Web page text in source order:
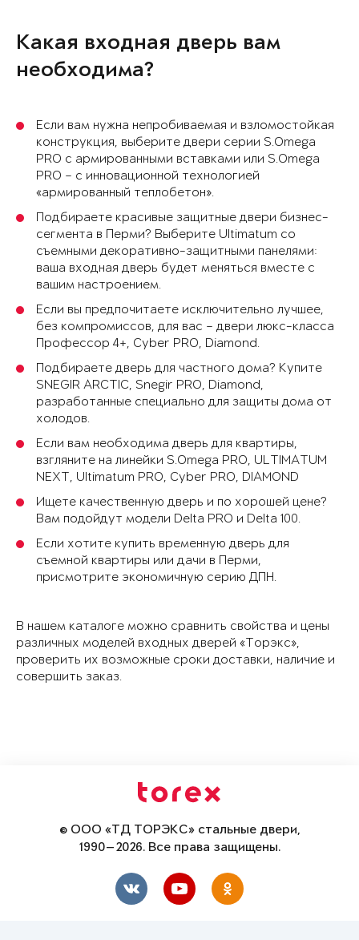
Какая входная дверь вам
необходима?
Если вам нужна непробиваемая и взломостойкая
конструкция, выберите двери серии S.Omega
PRO с армированными вставками или S.Omega
PRO – с инновационной технологией
«армированный теплобетон».
Подбираете красивые защитные двери бизнес-
сегмента в Перми? Выберите Ultimatum со
съемными декоративно-защитными панелями:
ваша входная дверь будет меняться вместе с
вашим настроением.
Если вы предпочитаете исключительно лучшее,
без компромиссов, для вас – двери люкс-класса
Профессор 4+, Cyber PRO, Diamond.
Подбираете дверь для частного дома? Купите
SNEGIR ARCTIC, Snegir PRO, Diamond,
разработанные специально для защиты дома от
холодов.
Если вам необходима дверь для квартиры,
взгляните на линейки S.Omega PRO, ULTIMATUM
NEXT, Ultimatum PRO, Cyber PRO, DIAMOND
Ищете качественную дверь и по хорошей цене?
Вам подойдут модели Delta PRO и Delta 100.
Если хотите купить временную дверь для
съемной квартиры или дачи в Перми,
присмотрите экономичную серию ДПН.
В нашем каталоге можно сравнить свойства и цены
различных моделей входных дверей «Торэкс»,
проверить их возможные сроки доставки, наличие и
совершить заказ.
© ООО «ТД ТОРЭКС» стальные двери,
1990—2026. Все права защищены.